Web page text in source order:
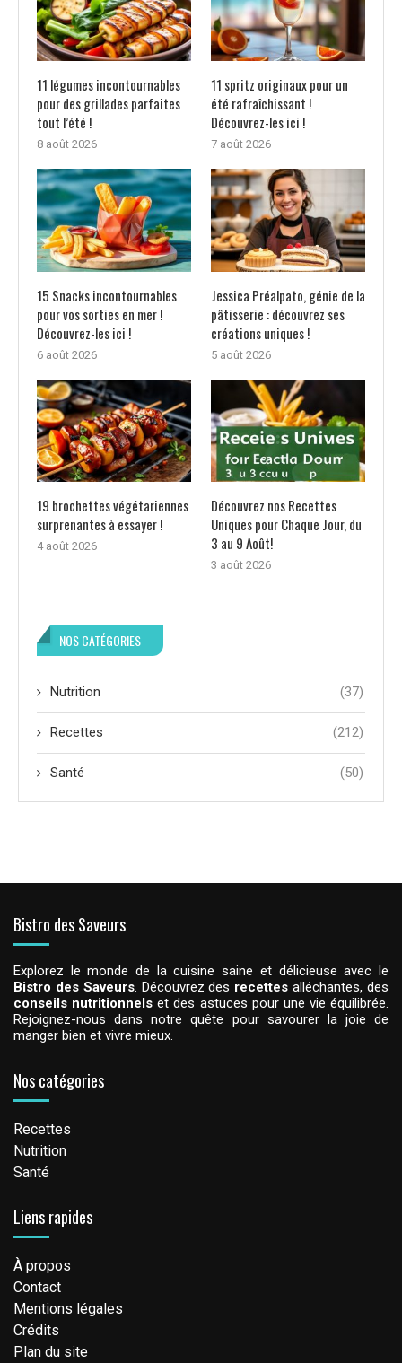
11 légumes incontournables
pour des grillades parfaites
tout l’été !
8 août 2026
11 spritz originaux pour un
été rafraîchissant !
Découvrez-les ici !
7 août 2026
15 Snacks incontournables
pour vos sorties en mer !
Découvrez-les ici !
6 août 2026
Jessica Préalpato, génie de la
pâtisserie : découvrez ses
créations uniques !
5 août 2026
19 brochettes végétariennes
surprenantes à essayer !
4 août 2026
Découvrez nos Recettes
Uniques pour Chaque Jour, du
3 au 9 Août!
3 août 2026
NOS CATÉGORIES
Nutrition (37)
Recettes (212)
Santé (50)
Bistro des Saveurs
Explorez le monde de la cuisine saine et délicieuse avec le
Bistro des Saveurs. Découvrez des recettes alléchantes, des
conseils nutritionnels et des astuces pour une vie équilibrée.
Rejoignez-nous dans notre quête pour savourer la joie de
manger bien et vivre mieux.
Nos catégories
Recettes
Nutrition
Santé
Liens rapides
À propos
Contact
Mentions légales
Crédits
Plan du site